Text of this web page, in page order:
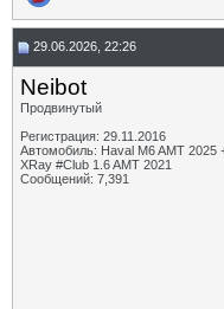
29.06.2026, 22:26
Neibot
Продвинутый
Регистрация: 29.11.2016
Автомобиль: Haval M6 AMT 2025
XRay #Club 1.6 AMT 2021
Сообщений: 7,391